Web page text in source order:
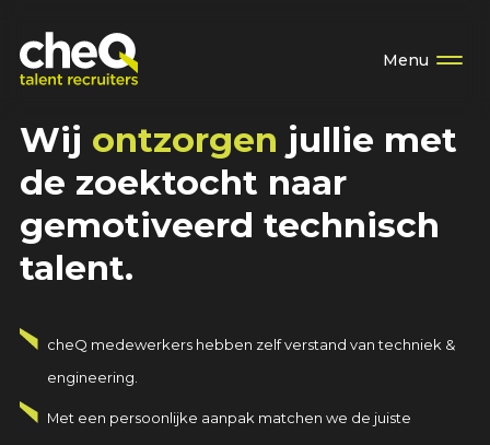
Menu
Wij ontzorgen jullie met
de zoektocht naar
gemotiveerd technisch
talent.
cheQ medewerkers hebben zelf verstand van techniek &
engineering.
Met een persoonlijke aanpak matchen we de juiste